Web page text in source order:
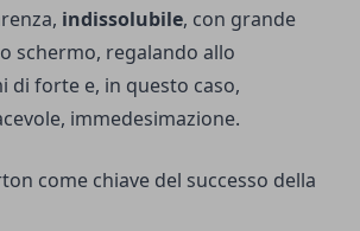
indissolubile, con grande
schermo, regalando allo
di forte e, in questo caso,
immedesimazione.
come chiave del successo della